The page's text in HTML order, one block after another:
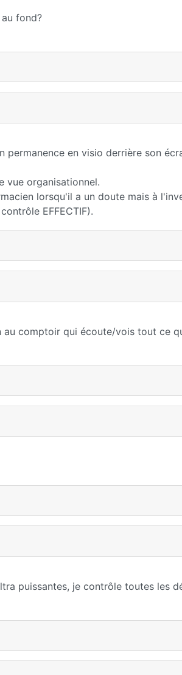
fond?
en visio derrière son
vue organisationnel.
lorsqu'il a un doute mais à
EFFECTIF).
comptoir qui écoute/vois tout ce
puissantes, je contrôle toutes les